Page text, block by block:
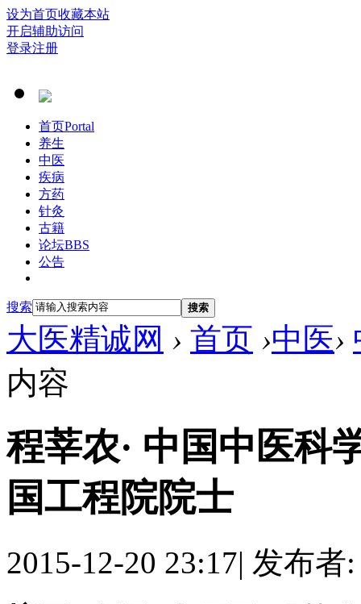
设为首页收藏本站
开启辅助访问
登录注册
首页Portal
养生
中医
疾病
方药
针灸
古籍
论坛BBS
公告
搜索 搜索
大医精诚网 › 首页 ›中医›
内容
程莘农· 中国中医科
国工程院院士
2015-12-20 23:17| 发布者